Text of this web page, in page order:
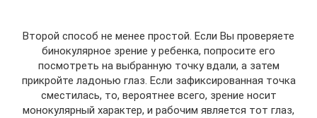
Второй способ не менее простой. Если Вы проверяете
бинокулярное зрение у ребенка, попросите его
посмотреть на выбранную точку вдали, а затем
прикройте ладонью глаз. Если зафиксированная точка
сместилась, то, вероятнее всего, зрение носит
монокулярный характер, и рабочим является тот глаз,